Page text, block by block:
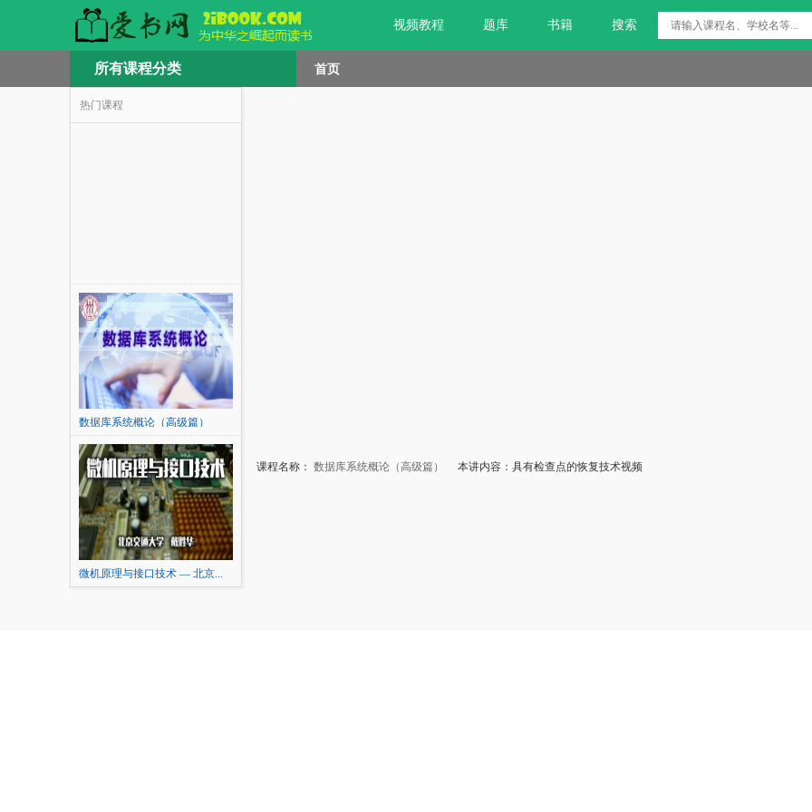
视频教程 题库 书籍 搜索
所有课程分类 首页
热门课程
数据库系统概论（高级篇）
微机原理与接口技术 — 北京...
课程名称： 数据库系统概论（高级篇） 本讲内容：具有检查点的恢复技术视频